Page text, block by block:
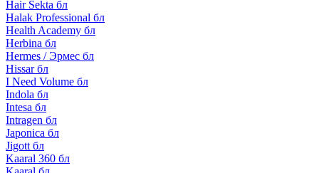
Hair Sekta бл
Halak Professional бл
Health Academy бл
Herbina бл
Hermes / Эрмес бл
Hissar бл
I Need Volume бл
Indola бл
Intesa бл
Intragen бл
Japonica бл
Jigott бл
Kaaral 360 бл